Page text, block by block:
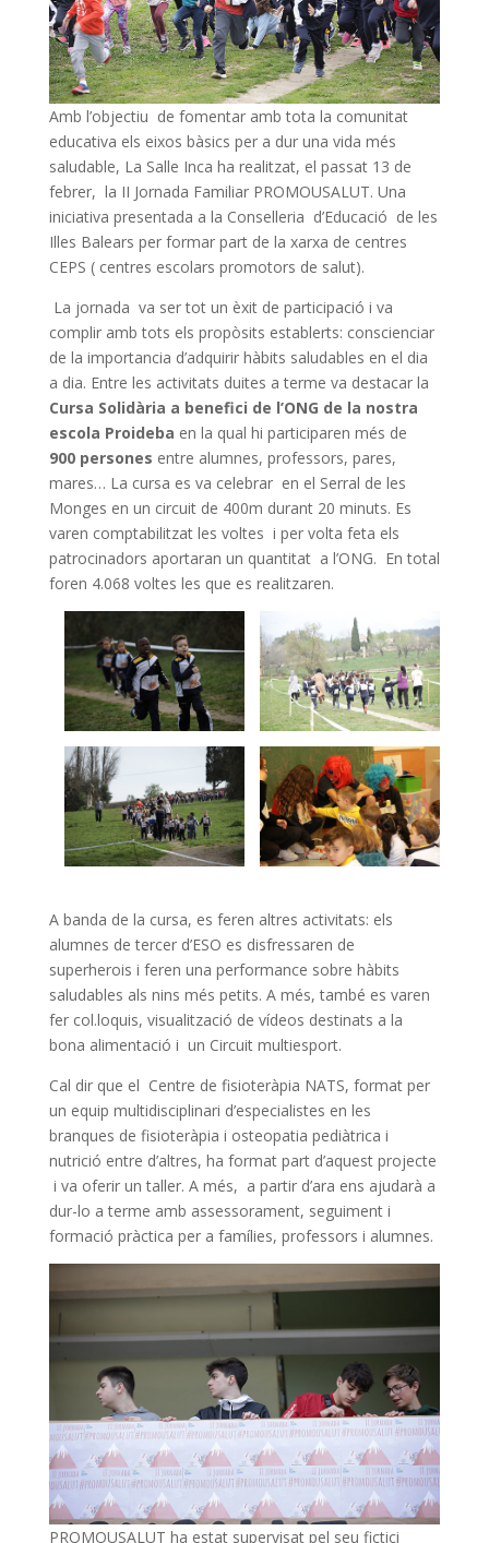
Amb l’objectiu de fomentar amb tota la comunitat
educativa els eixos bàsics per a dur una vida més
saludable, La Salle Inca ha realitzat, el passat 13 de
febrer, la II Jornada Familiar PROMOUSALUT. Una
iniciativa presentada a la Conselleria d’Educació de les
Illes Balears per formar part de la xarxa de centres
CEPS ( centres escolars promotors de salut).
La jornada va ser tot un èxit de participació i va
complir amb tots els propòsits establerts: conscienciar
de la importancia d’adquirir hàbits saludables en el dia
a dia. Entre les activitats duites a terme va destacar la
Cursa Solidària a benefici de l’ONG de la nostra
escola Proideba en la qual hi participaren més de
900 persones entre alumnes, professors, pares,
mares… La cursa es va celebrar en el Serral de les
Monges en un circuit de 400m durant 20 minuts. Es
varen comptabilitzat les voltes i per volta feta els
patrocinadors aportaran un quantitat a l’ONG. En total
foren 4.068 voltes les que es realitzaren.
A banda de la cursa, es feren altres activitats: els
alumnes de tercer d’ESO es disfressaren de
superherois i feren una performance sobre hàbits
saludables als nins més petits. A més, també es varen
fer col.loquis, visualització de vídeos destinats a la
bona alimentació i un Circuit multiesport.
Cal dir que el Centre de fisioteràpia NATS, format per
un equip multidisciplinari d’especialistes en les
branques de fisioteràpia i osteopatia pediàtrica i
nutrició entre d’altres, ha format part d’aquest projecte
i va oferir un taller. A més, a partir d’ara ens ajudarà a
dur-lo a terme amb assessorament, seguiment i
formació pràctica per a famílies, professors i alumnes.
PROMOUSALUT ha estat supervisat pel seu fictici